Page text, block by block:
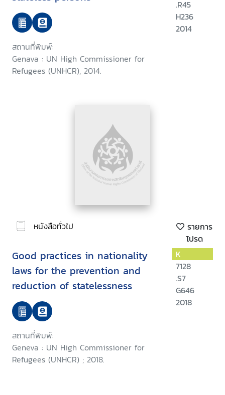
สถานที่พิมพ์:
Genava : UN High Commissioner for
Refugees (UNHCR), 2014.
.R45
H236
2014
หนังสือทั่วไป
รายการ
โปรด
Good practices in nationality
laws for the prevention and
reduction of statelessness
สถานที่พิมพ์:
Geneva : UN High Commissioner for
Refugees (UNHCR) ; 2018.
K
7128
.S7
G646
2018